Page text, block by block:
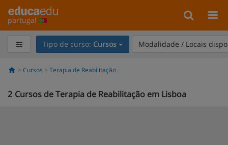
portugal
Tipo de curso: Cursos Modalidade / Locais
Cursos Terapia de Reabilitação
2 Cursos de Terapia de Reabilitação em Lisboa